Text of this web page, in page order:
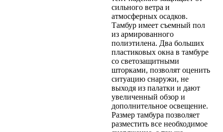
сильного ветра и
атмосферных осадков.
Тамбур имеет съемный пол
из армированного
полиэтилена. Два больших
пластиковых окна в тамбуре
со светозащитными
шторками, позволят оценить
ситуацию снаружи, не
выходя из палатки и дают
увеличенный обзор и
дополнительное освещение.
Размер тамбура позволяет
разместить все необходимое